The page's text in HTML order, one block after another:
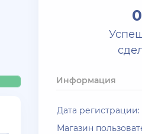
0
Информация
Дата регистрации:
Магазин